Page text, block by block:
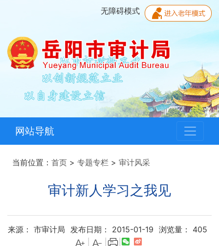
无障碍模式
网站导航
当前位置： 首页 > 专题专栏 > 审计风采
审计新人学习之我见
来源： 市审计局 发布日期： 2015-01-19 浏览量： 405
|